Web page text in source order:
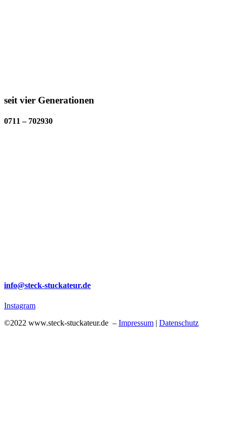
seit vier Generationen
0711 – 702930
info@steck-stuckateur.de
Instagram
©2022 www.steck-stuckateur.de – Impressum | Datenschutz